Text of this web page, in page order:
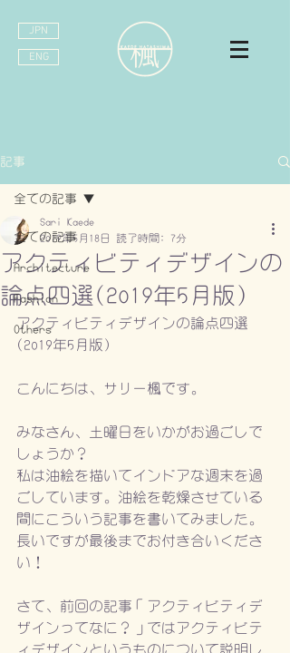
JPN
ENG
記事
全ての記事
Architecture
Fashion
Others
全ての記事
アクティビティデザインの
論点四選(2019年5月版)
Sari Kaede
2019年5月18日
読了時間: 7分
アクティビティデザインの論点四選
(2019年5月版)
こんにちは、サリー楓です。
みなさん、土曜日をいかがお過ごしで
しょうか？
私は油絵を描いてインドアな週末を過
ごしています。油絵を乾燥させている
間にこういう記事を書いてみました。
長いですが最後までお付き合いくださ
い！
さて、前回の記事「アクティビティデ
ザインってなに？」ではアクティビテ
ィデザインというものについて説明し